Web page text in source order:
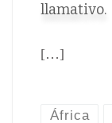
llamativo.
[…]
África